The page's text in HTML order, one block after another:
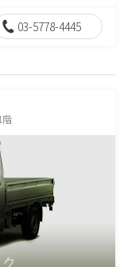
03-5778-4445
階